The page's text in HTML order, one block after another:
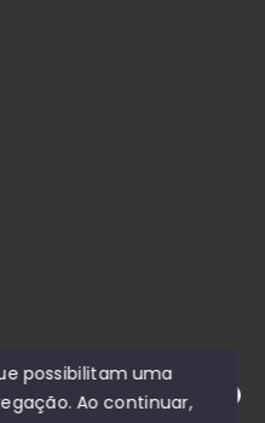
possibilitam uma
Ao continuar,